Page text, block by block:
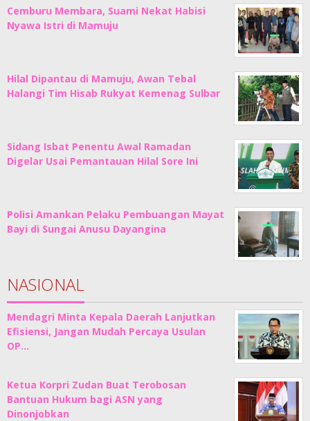
Cemburu Membara, Suami Nekat Habisi
Nyawa Istri di Mamuju
Hilal Dipantau di Mamuju, Awan Tebal
Halangi Tim Hisab Rukyat Kemenag Sulbar
Sidang Isbat Penentu Awal Ramadan
Digelar Usai Pemantauan Hilal Sore Ini
Polisi Amankan Pelaku Pembuangan Mayat
Bayi di Sungai Anusu Dayangina
NASIONAL
Mendagri Minta Kepala Daerah Lanjutkan
Efisiensi, Jangan Mudah Percaya Usulan
OP…
Ketua Korpri Zudan Buat Terobosan
Bantuan Hukum bagi ASN yang
Dinonjobkan